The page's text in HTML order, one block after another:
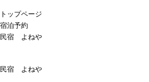
トップページ
宿泊予約
民宿 よねや
民宿 よねや